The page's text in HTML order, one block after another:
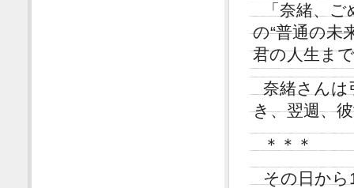
「奈緒、
の“普通の未
君の人生ま
奈緒さんは
き、翌週、
＊＊＊
その日か